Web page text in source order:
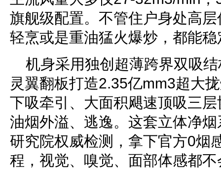
旗舰级配置。不管住户身处高
轻烹或是重油猛火爆炒，都能
机身采用独创超薄跨界双吸
灵翼翻板打造2.35亿mm3超大
下吸牵引、大面积飓速顶吸三
油烟外溢、逃逸。这套立体净
研究院权威检测，拿下官方0烟
程，视觉、嗅觉、面部体感都